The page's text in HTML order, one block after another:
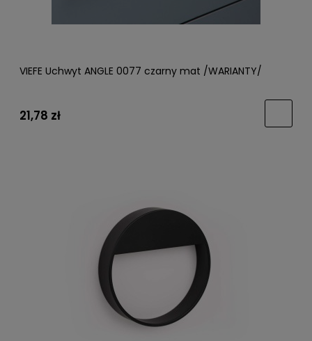
VIEFE Uchwyt ANGLE 0077 czarny mat /WARIANTY/
21,78 zł